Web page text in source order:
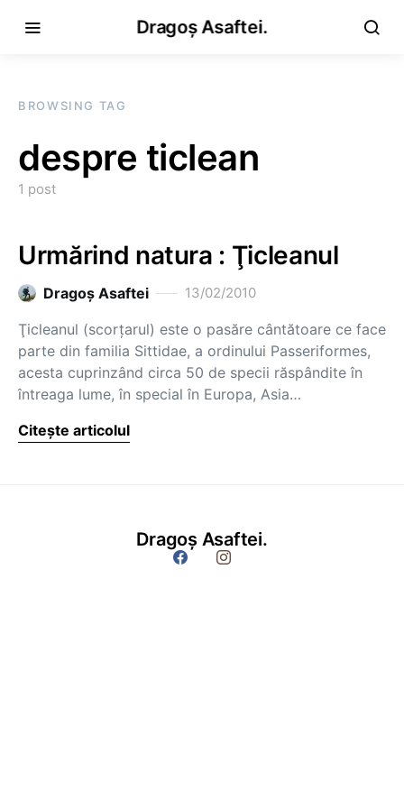
Dragoș Asaftei.
BROWSING TAG
despre ticlean
1 post
Urmărind natura : Ţicleanul
Dragoş Asaftei 13/02/2010
Ţicleanul (scorţarul) este o pasăre cântătoare ce face
parte din familia Sittidae, a ordinului Passeriformes,
acesta cuprinzând circa 50 de specii răspândite în
întreaga lume, în special în Europa, Asia…
Citește articolul
Dragoș Asaftei.